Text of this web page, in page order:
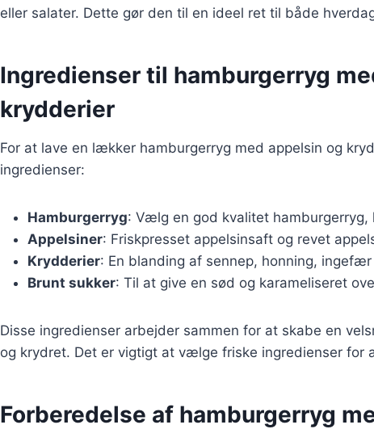
eller salater. Dette gør den til en ideel ret til både
Ingredienser til hamburgerryg
krydderier
For at lave en lækker hamburgerryg med appelsin og
ingredienser:
Hamburgerryg: Vælg en god kvalitet hamburgerryg,
Appelsiner: Friskpresset appelsinsaft og revet
Krydderier: En blanding af sennep, honning,
Brunt sukker: Til at give en sød og karameliseret
Disse ingredienser arbejder sammen for at skabe en
og krydret. Det er vigtigt at vælge friske ingredienser for
Forberedelse af hamburgerryg